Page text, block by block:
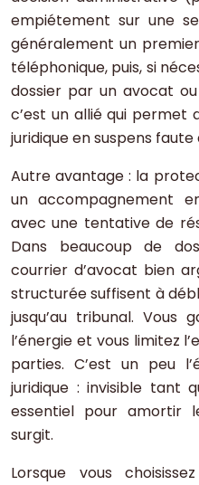
empiétement sur une
généralement un
téléphonique, puis, si
dossier par un avocat
c’est un allié qui permet
juridique en suspens
Autre avantage : la
un accompagnement
avec une tentative de
Dans beaucoup de
courrier d’avocat bien
structurée suffisent à
jusqu’au tribunal. Vous
l’énergie et vous limitez
parties. C’est un peu
juridique : invisible tant
essentiel pour amortir
surgit.
Lorsque vous